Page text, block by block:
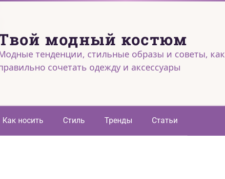
модный костюм
тенденции, стильные образы и советы, как
сочетать одежду и аксессуары
Как носить Стиль Тренды Статьи